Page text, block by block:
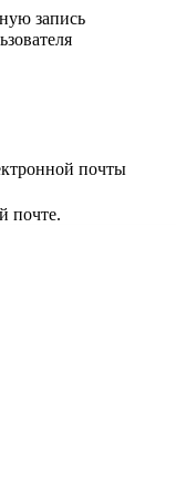
запись
почты
почте.